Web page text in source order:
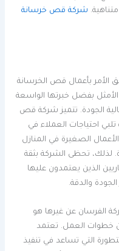
شركة قص خرسانة
بأعمال قص الخرسانة
بفضل خبرتها الواسعة
الجودة. تتميز شركة قص
احتياجات العملاء في
الصغيرة في المنازل
لذلك، تحظى الشركة بثقة
الذين يعتمدون عليها
والدقة.
الفرسان عن غيرها هو
خطوات العمل. تعتمد
التي تساعد في تنفيذ